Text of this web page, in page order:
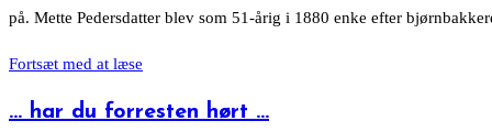
på. Mette Pedersdatter blev som 51-årig i 1880 enke efter
Fortsæt med at læse
Grønne
… har du forresten hørt …